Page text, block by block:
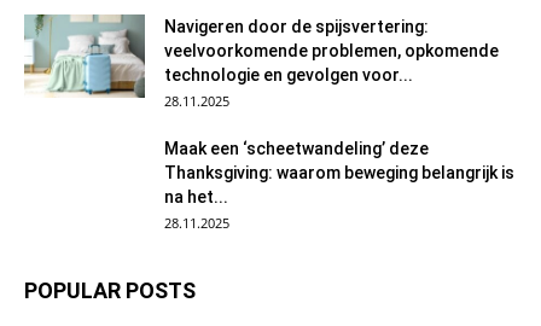
Navigeren door de spijsvertering:
veelvoorkomende problemen, opkomende
technologie en gevolgen voor...
28.11.2025
Maak een ‘scheetwandeling’ deze
Thanksgiving: waarom beweging belangrijk is
na het...
28.11.2025
POPULAR POSTS